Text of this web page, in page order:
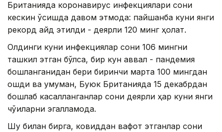
Британияда коронавирус инфекциялари сони
кескин ўсишда давом этмоқда: пайшанба куни янги
рекорд қайд этилди - деярли 120 минг ҳолат.
Олдинги куни инфекциялар сони 106 мингни
ташкил этган бўлса, бир кун аввал - пандемия
бошланганидан бери биринчи марта 100 мингдан
ошди ва умуман, Буюк Британияда 15 декабрдан
бошлаб касалланганлар сони деярли ҳар куни янги
чўққиларни эгалламоқда.
Шу билан бирга, ковиддан вафот этганлар сони